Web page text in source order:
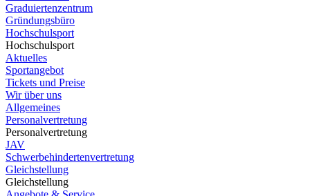
Graduiertenzentrum
Gründungsbüro
Hochschulsport
Hochschulsport
Aktuelles
Sportangebot
Tickets und Preise
Wir über uns
Allgemeines
Personalvertretung
Personalvertretung
JAV
Schwerbehindertenvertretung
Gleichstellung
Gleichstellung